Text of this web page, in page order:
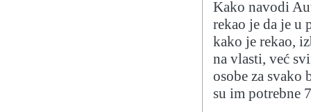
Kako navodi
rekao je da je u
kako je rekao,
na vlasti, već
osobe za svako
su im potrebne